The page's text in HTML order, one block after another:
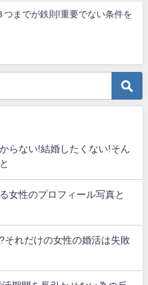
つまでが鉄則!重要でない条件を
らない!結婚したくない!そん
女性のプロフィール写真と
それだけの女性の婚活は失敗